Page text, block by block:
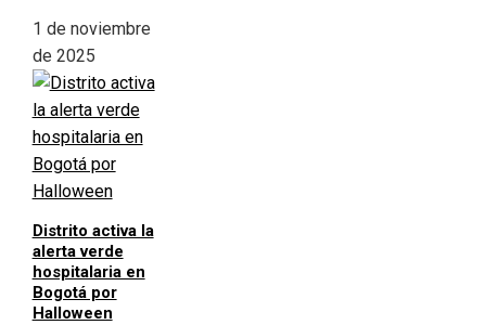
1 de noviembre
de 2025
Distrito activa la
alerta verde
hospitalaria en
Bogotá por
Halloween